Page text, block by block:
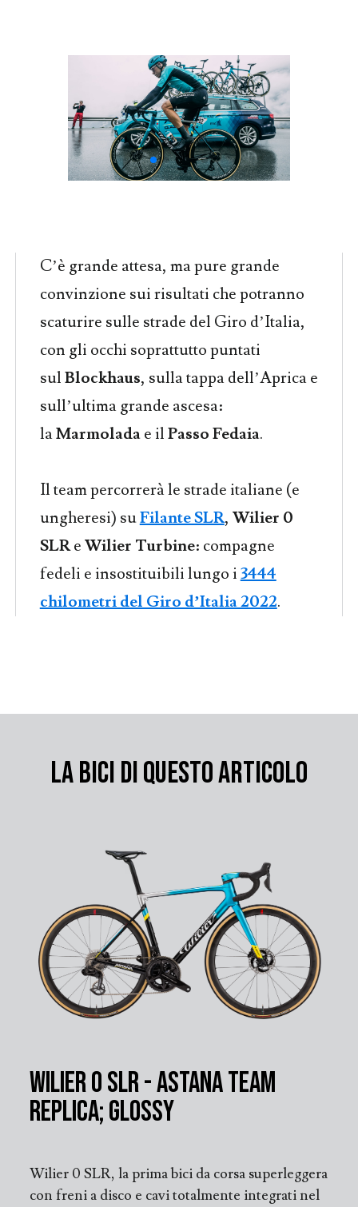
C’è grande attesa, ma pure grande
convinzione sui risultati che potranno
scaturire sulle strade del Giro d’Italia,
con gli occhi soprattutto puntati
sulBlockhaus, sulla tappa dell’Aprica e
sull’ultima grande ascesa:
laMarmoladae ilPasso Fedaia.
Il team percorrerà le strade italiane (e
ungheresi) suFilante SLR, Wilier 0
SLReWilier Turbine: compagne
fedeli e insostituibili lungo i3444
chilometri del Giro d’Italia 2022.
LA BICI DI QUESTO ARTICOLO
Wilier 0 SLR - Astana Team
Replica; Glossy
Wilier 0 SLR, la prima bici da corsa superleggera
con freni a disco e cavi totalmente integrati nel